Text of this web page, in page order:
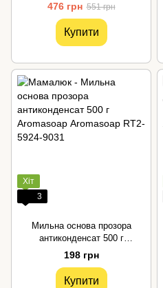
476 грн 551 грн
Купити
Хіт
3
Мильна основа прозора
антиконденсат 500 г
Аromasoap
198 грн
Купити